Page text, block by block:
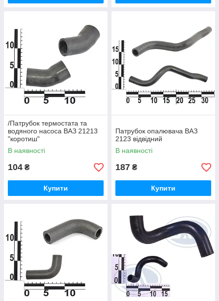
/Патрубок термостата та
водяного насоса ВАЗ 21213
"коротиш"
В наявності
104 ₴
Купити
Патрубок опалювача ВАЗ
2123 відвідний
В наявності
187 ₴
Купити